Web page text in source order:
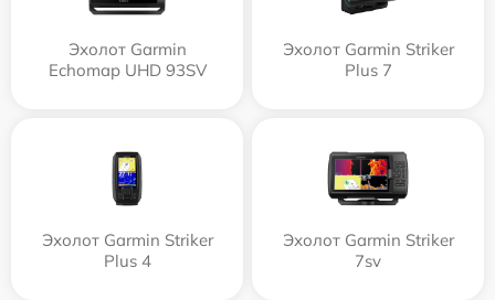
Эхолот Garmin
Echomap UHD 93SV
Эхолот Garmin Striker
Plus 7
Эхолот Garmin Striker
Plus 4
Эхолот Garmin Striker
7sv